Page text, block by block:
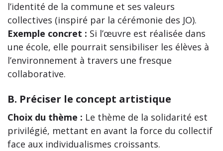
l’identité de la commune et ses valeurs
collectives (inspiré par la cérémonie des JO).
Exemple concret : Si l’œuvre est réalisée dans
une école, elle pourrait sensibiliser les élèves à
l’environnement à travers une fresque
collaborative.
B. Préciser le concept artistique
Choix du thème : Le thème de la solidarité est
privilégié, mettant en avant la force du collectif
face aux individualismes croissants.